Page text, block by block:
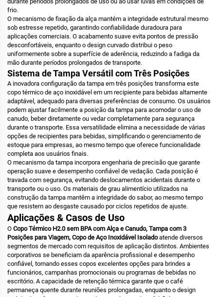
frio.
O mecanismo de fixação da alça mantém a integridade estrutural mesmo
sob estresse repetido, garantindo confiabilidade duradoura para
aplicações comerciais. O acabamento suave evita pontos de pressão
desconfortáveis, enquanto o design curvado distribui o peso
uniformemente sobre a superfície de aderência, reduzindo a fadiga da
mão durante períodos prolongados de transporte.
Sistema de Tampa Versátil com Três Posições
A inovadora configuração da tampa em três posições transforma este
copo térmico de aço inoxidável em um recipiente para bebidas altamente
adaptável, adequado para diversas preferências de consumo. Os usuários
podem ajustar facilmente a posição da tampa para acomodar o uso de
canudo, beber diretamente ou vedar completamente para segurança
durante o transporte. Essa versatilidade elimina a necessidade de várias
opções de recipientes para bebidas, simplificando o gerenciamento de
estoque para empresas, ao mesmo tempo que oferece funcionalidade
completa aos usuários finais.
O mecanismo da tampa incorpora engenharia de precisão que garante
operação suave e desempenho confiável de vedação. Cada posição é
travada com segurança, evitando deslocamentos acidentais durante o
transporte ou o uso. Os materiais de grau alimentício utilizados na
construção da tampa mantêm a integridade do sabor, ao mesmo tempo
que resistem ao desgaste causado por ciclos repetidos de ajuste.
Aplicações & Casos de Uso
O Copo Térmico H2.0 sem BPA com Alça e Canudo, Tampa com 3
Posições para Viagem, Copo de Aço Inoxidável Isoladoatende diversos
segmentos de mercado com requisitos de aplicação distintos. Ambientes
corporativos se beneficiam da aparência profissional e desempenho
confiável, tornando esses copos excelentes opções para brindes a
funcionários, campanhas promocionais ou programas de bebidas no
escritório. A capacidade de retenção térmica garante que o café
permaneça quente durante reuniões prolongadas, enquanto o design